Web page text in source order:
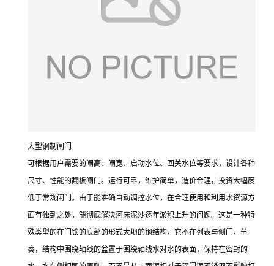
大型钢制闸门
可根据用户需要的闸高、闸宽、启动水位、回关水位等要求，设计各种
尺寸、性能的翻板闸门。运行可靠，维护简单，造价合理，投资大幅度
低于常规闸门。由于能准确自动调控水位，在合理使用和利用水资源方
面有独到之处，能彻底解决河床泥沙逐年淤积上升的问题。这是一种特
殊类型的在门锁的底部的形式大坝的钢结构，它不在列表与侧门，节
奏，结构中围绕轴线的盆置于围绕轴线水对水的表面，保持在密封的